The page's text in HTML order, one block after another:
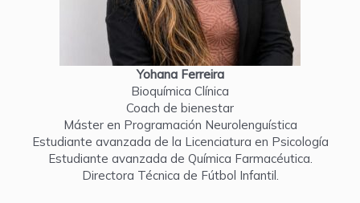
Yohana Ferreira
Bioquímica Clínica
Coach de bienestar
Máster en Programación Neurolenguística
Estudiante avanzada de la Licenciatura en Psicología
Estudiante avanzada de Química Farmacéutica.
Directora Técnica de Fútbol Infantil.